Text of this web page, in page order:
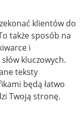
klientów do
także sposób na
i
kluczowych.
teksty
będą łatwo
Twoją stronę.